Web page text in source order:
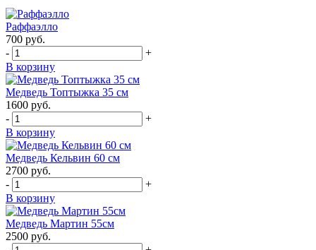
Раффаэлло
700 руб.
-
+
В корзину
Медведь Топтыжка 35 см
1600 руб.
-
+
В корзину
Медведь Кельвин 60 см
2700 руб.
-
+
В корзину
Медведь Мартин 55см
2500 руб.